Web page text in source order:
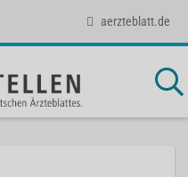
aerzteblatt.de